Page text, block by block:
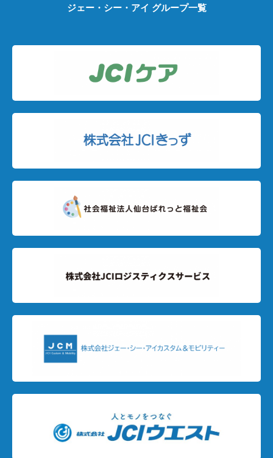
ジェー・シー・アイ グループ一覧